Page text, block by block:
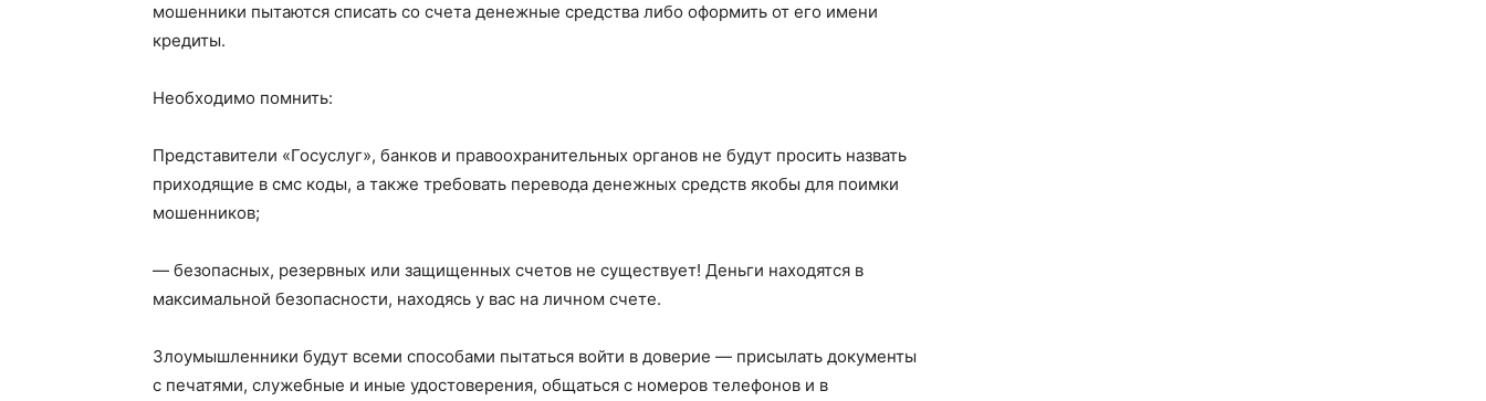
мошенники пытаются списать со счета денежные средства либо оформить от его имени
кредиты.
Необходимо помнить:
Представители «Госуслуг», банков и правоохранительных органов не будут просить назвать
приходящие в смс коды, а также требовать перевода денежных средств якобы для поимки
мошенников;
— безопасных, резервных или защищенных счетов не существует! Деньги находятся в
максимальной безопасности, находясь у вас на личном счете.
Злоумышленники будут всеми способами пытаться войти в доверие — присылать документы
с печатями, служебные и иные удостоверения, общаться с номеров телефонов и в